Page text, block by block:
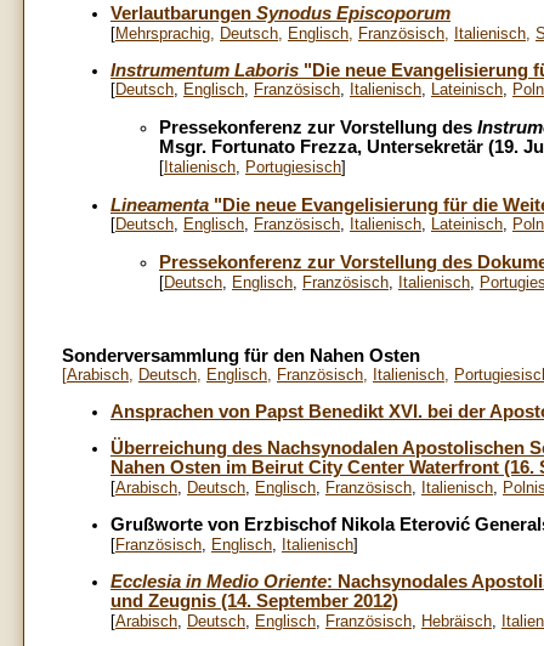
Verlautbarungen Synodus Episcoporum
[Mehrsprachig Deutsch Englisch Französisch Italienisch
Instrumentum Laboris "Die neue Evangelisierung
[Deutsch Englisch Französisch Italienisch Lateinisch
Pressekonferenz zur Vorstellung des
Msgr. Fortunato Frezza, Untersekretär (19.
[Italienisch Portugiesisch]
Lineamenta "Die neue Evangelisierung für die
[Deutsch Englisch Französisch Italienisch Lateinisch
Pressekonferenz zur Vorstellung des
[Deutsch Englisch Französisch Italienisch
Sonderversammlung für den Nahen Osten
[Arabisch Deutsch Englisch Französisch Italienisch
Ansprachen von Papst Benedikt XVI. bei der
Überreichung des Nachsynodalen Apostolischen
Nahen Osten im Beirut City Center Waterfront (16.
[Arabisch, Deutsch, Englisch, Französisch, Italienisch,
Grußworte von Erzbischof Nikola Eterović
[Französisch Englisch Italienisch]
Ecclesia in Medio Oriente: Nachsynodales
und Zeugnis (14. September 2012)
[Arabisch Deutsch Englisch Französisch Hebräisch